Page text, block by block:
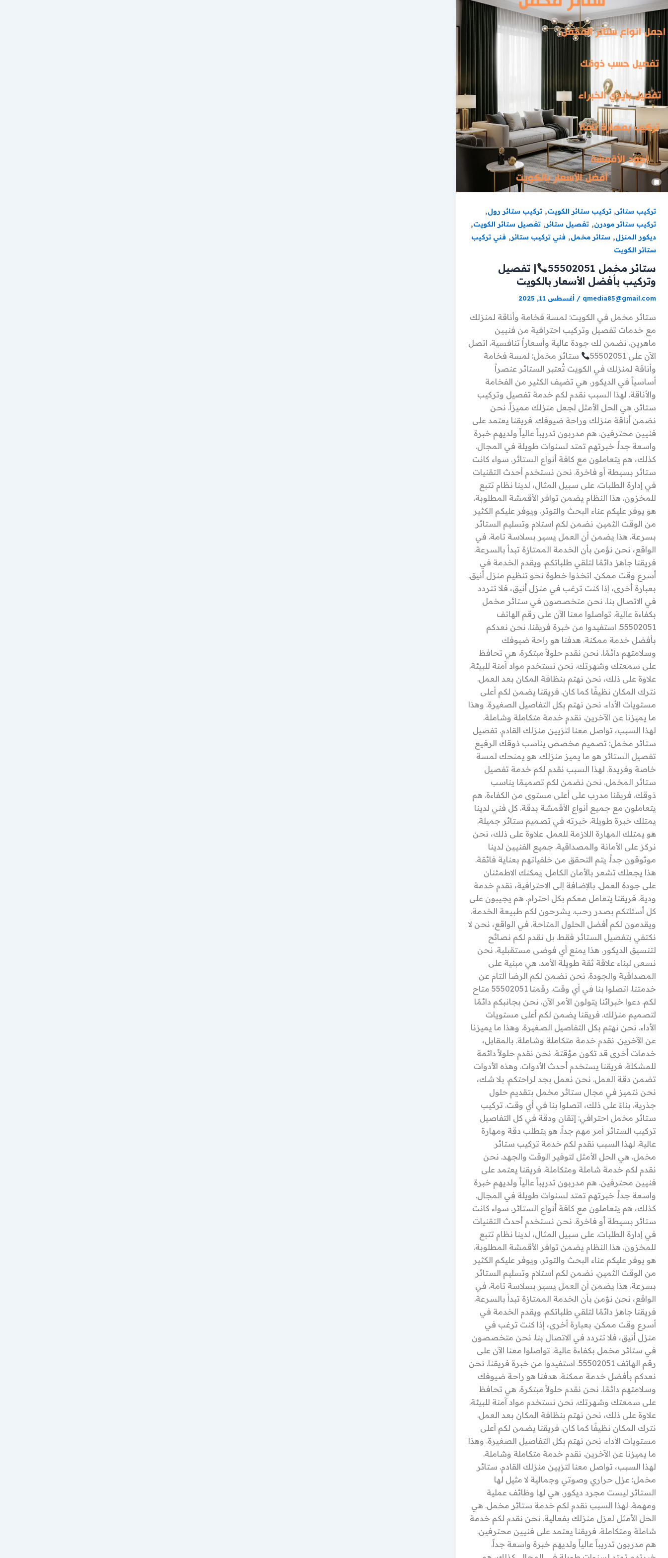
تركيب ستائر, تركيب ستائر الكويت, تركيب ستائر رول,
تركيب ستائر مودرن, تفصيل ستائر, تفصيل ستائر الكويت,
ديكور المنزل, ستائر مخمل, فني تركيب ستائر, فني تركيب
ستائر الكويت
ستائر مخمل 55502051
| تفصيل
وتركيب بأفضل الأسعار بالكويت
qmedia85@gmail.com
/ أغسطس 11, 2025
ستائر مخمل في الكويت: لمسة فخامة وأناقة لمنزلك
مع خدمات تفصيل وتركيب احترافية من فنيين
ماهرين. نضمن لك جودة عالية وأسعاراً تنافسية. اتصل
الآن على 55502051
ستائر مخمل: لمسة فخامة
وأناقة لمنزلك في الكويت تُعتبر الستائر عنصراً
أساسياً في الديكور. هي تضيف الكثير من الفخامة
والأناقة. لهذا السبب نقدم لكم خدمة تفصيل وتركيب
ستائر. هي الحل الأمثل لجعل منزلك مميزاً. نحن
نضمن أناقة منزلك وراحة ضيوفك. فريقنا يعتمد على
فنيين محترفين. هم مدربون تدريباً عالياً ولديهم خبرة
واسعة جداً. خبرتهم تمتد لسنوات طويلة في المجال.
كذلك، هم يتعاملون مع كافة أنواع الستائر. سواء كانت
ستائر بسيطة أو فاخرة. نحن نستخدم أحدث التقنيات
في إدارة الطلبات. على سبيل المثال، لدينا نظام تتبع
للمخزون. هذا النظام يضمن توافر الأقمشة المطلوبة.
هو يوفر عليكم عناء البحث والتوتر. ويوفر عليكم الكثير
من الوقت الثمين. نضمن لكم استلام وتسليم الستائر
بسرعة. هذا يضمن أن العمل يسير بسلاسة تامة. في
الواقع، نحن نؤمن بأن الخدمة الممتازة تبدأ بالسرعة.
فريقنا جاهز دائمًا لتلقي طلباتكم. ويقدم الخدمة في
أسرع وقت ممكن. اتخذوا خطوة نحو تنظيم منزل أنيق.
بعبارة أخرى، إذا كنت ترغب في منزل أنيق، فلا تتردد
في الاتصال بنا. نحن متخصصون في ستائر مخمل
بكفاءة عالية. تواصلوا معنا الآن على رقم الهاتف
55502051. استفيدوا من خبرة فريقنا. نحن نعدكم
بأفضل خدمة ممكنة. هدفنا هو راحة ضيوفك
وسلامتهم دائمًا. نحن نقدم حلولاً مبتكرة. هي تحافظ
على سمعتك وشهرتك. نحن نستخدم مواد آمنة للبيئة.
علاوة على ذلك، نحن نهتم بنظافة المكان بعد العمل.
نترك المكان نظيفًا كما كان. فريقنا يضمن لكم أعلى
مستويات الأداء. نحن نهتم بكل التفاصيل الصغيرة. وهذا
ما يميزنا عن الآخرين. نقدم خدمة متكاملة وشاملة.
لهذا السبب، تواصل معنا لتزيين منزلك القادم. تفصيل
ستائر مخمل: تصميم مخصص يناسب ذوقك الرفيع
تفصيل الستائر هو ما يميز منزلك. هو يمنحك لمسة
خاصة وفريدة. لهذا السبب نقدم لكم خدمة تفصيل
ستائر المخمل. نحن نضمن لكم تصميمًا يناسب
ذوقك. فريقنا مدرب على أعلى مستوى من الكفاءة. هم
يتعاملون مع جميع أنواع الأقمشة بدقة. كل فني لدينا
يمتلك خبرة طويلة. خبرته في تصميم ستائر جميلة.
هو يمتلك المهارة اللازمة للعمل. علاوة على ذلك، نحن
نركز على الأمانة والمصداقية. جميع الفنيين لدينا
موثوقون جداً. يتم التحقق من خلفياتهم بعناية فائقة.
هذا يجعلك تشعر بالأمان الكامل. يمكنك الاطمئنان
على جودة العمل. بالإضافة إلى الاحترافية، نقدم خدمة
ودية. فريقنا يتعامل معكم بكل احترام. هم يجيبون على
كل أسئلتكم بصدر رحب. يشرحون لكم طبيعة الخدمة.
ويقدمون لكم أفضل الحلول المتاحة. في الواقع، نحن لا
نكتفي بتفصيل الستائر فقط. بل نقدم لكم نصائح
لتنسيق الديكور. هذا يمنع أي فوضى مستقبلية. نحن
نسعى لبناء علاقة ثقة طويلة الأمد. هي مبنية على
المصداقية والجودة. نحن نضمن لكم الرضا التام عن
خدمتنا. اتصلوا بنا في أي وقت. رقمنا 55502051 متاح
لكم. دعوا خبرائنا يتولون الأمر الآن. نحن بجانبكم دائمًا
لتصميم منزلك. فريقنا يضمن لكم أعلى مستويات
الأداء. نحن نهتم بكل التفاصيل الصغيرة. وهذا ما يميزنا
عن الآخرين. نقدم خدمة متكاملة وشاملة. بالمقابل،
خدمات أخرى قد تكون مؤقتة. نحن نقدم حلولاً دائمة
للمشكلة. فريقنا يستخدم أحدث الأدوات. وهذه الأدوات
تضمن دقة العمل. نحن نعمل بجد لراحتكم. بلا شك،
نحن نتميز في مجال ستائر مخمل بتقديم حلول
جذرية. بناءً على ذلك، اتصلوا بنا في أي وقت. تركيب
ستائر مخمل احترافي: إتقان ودقة في كل التفاصيل
تركيب الستائر أمر مهم جداً. هو يتطلب دقة ومهارة
عالية. لهذا السبب نقدم لكم خدمة تركيب ستائر
مخمل. هي الحل الأمثل لتوفير الوقت والجهد. نحن
نقدم لكم خدمة شاملة ومتكاملة. فريقنا يعتمد على
فنيين محترفين. هم مدربون تدريباً عالياً ولديهم خبرة
واسعة جداً. خبرتهم تمتد لسنوات طويلة في المجال.
كذلك، هم يتعاملون مع كافة أنواع الستائر. سواء كانت
ستائر بسيطة أو فاخرة. نحن نستخدم أحدث التقنيات
في إدارة الطلبات. على سبيل المثال، لدينا نظام تتبع
للمخزون. هذا النظام يضمن توافر الأقمشة المطلوبة.
هو يوفر عليكم عناء البحث والتوتر. ويوفر عليكم الكثير
من الوقت الثمين. نضمن لكم استلام وتسليم الستائر
بسرعة. هذا يضمن أن العمل يسير بسلاسة تامة. في
الواقع، نحن نؤمن بأن الخدمة الممتازة تبدأ بالسرعة.
فريقنا جاهز دائمًا لتلقي طلباتكم. ويقدم الخدمة في
أسرع وقت ممكن. بعبارة أخرى، إذا كنت ترغب في
منزل أنيق، فلا تتردد في الاتصال بنا. نحن متخصصون
في ستائر مخمل بكفاءة عالية. تواصلوا معنا الآن على
رقم الهاتف 55502051. استفيدوا من خبرة فريقنا. نحن
نعدكم بأفضل خدمة ممكنة. هدفنا هو راحة ضيوفك
وسلامتهم دائمًا. نحن نقدم حلولاً مبتكرة. هي تحافظ
على سمعتك وشهرتك. نحن نستخدم مواد آمنة للبيئة.
علاوة على ذلك، نحن نهتم بنظافة المكان بعد العمل.
نترك المكان نظيفًا كما كان. فريقنا يضمن لكم أعلى
مستويات الأداء. نحن نهتم بكل التفاصيل الصغيرة. وهذا
ما يميزنا عن الآخرين. نقدم خدمة متكاملة وشاملة.
لهذا السبب، تواصل معنا لتزيين منزلك القادم. ستائر
مخمل: عزل حراري وصوتي وجمالية لا مثيل لها
الستائر ليست مجرد ديكور. هي لها وظائف عملية
ومهمة. لهذا السبب نقدم لكم خدمة ستائر مخمل. هي
الحل الأمثل لعزل منزلك بفعالية. نحن نقدم لكم خدمة
شاملة ومتكاملة. فريقنا يعتمد على فنيين محترفين.
هم مدربون تدريباً عالياً ولديهم خبرة واسعة جداً.